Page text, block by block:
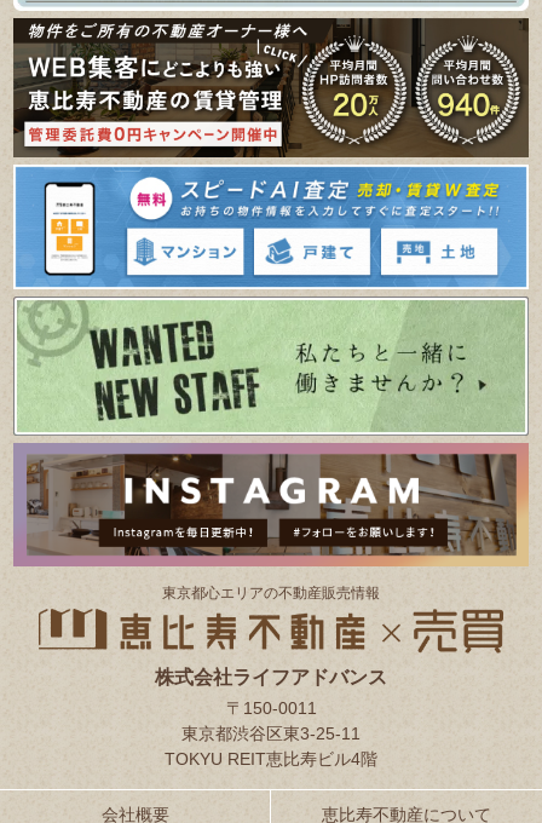
東京都⼼エリアの不動産販売情報
株式会社ライフアドバンス
〒150-0011
東京都渋谷区東3-25-11
TOKYU REIT恵比寿ビル4階
会社概要 恵比寿不動産について